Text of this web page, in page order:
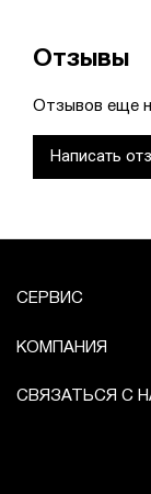
Отзывы
Отзывов еще
Написать
СЕРВИС
КОМПАНИЯ
СВЯЗАТЬСЯ С